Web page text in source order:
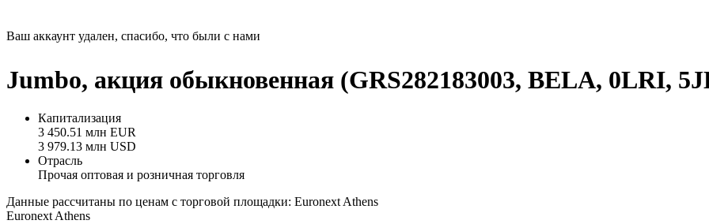
Ваш аккаунт удален, спасибо, что были с нами
Jumbo, акция обыкновенная (GRS282183003, BELA, 0LRI,
Капитализация
3 450.51 млн EUR
3 979.13 млн USD
Отрасль
Прочая оптовая и розничная торговля
Данные рассчитаны по ценам с торговой площадки: Euronext Athens
Euronext Athens